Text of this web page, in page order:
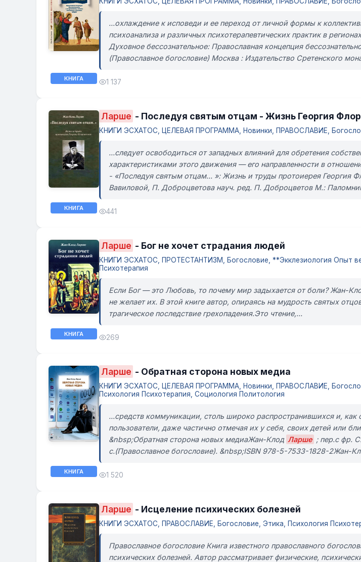
КНИГА
...охлаждение к исповеди и ее переход от личной формы к
психоанализа и различных психотерапевтических практик в
Духовное бессознательное: Православная концепция
(Православное богословие) Москва : Издательство Сретенского
1 137
КНИГА
Ларше - Последуя святым отцам - Жизнь Георгия
КНИГИ ЭСХАТОС, ЦЕЛЕВАЯ ПРОГРАММА, Новинки, ПРАВОСЛАВИЕ,
...следует освободиться от западных влияний для обретения
характеристиками этого движения — его направленности в
- «Последуя святым отцам... »: Жизнь и труды протоиерея Георгия
Вавиловой, П. Доброцветова науч. ред. П. Доброцветов М.:
441
КНИГА
Ларше - Бог не хочет страдания людей
КНИГИ ЭСХАТОС, ПРОТЕСТАНТИЗМ, Богословие, **Экклезиология Опыт
Психотерапия
Если Бог — это Любовь, то почему мир задыхается от боли? Жан-
не желает их. В этой книге автор, опираясь на мудрость святых
трагическое последствие грехопадения.Это чтение,...
269
КНИГА
Ларше - Обратная сторона новых медиа
КНИГИ ЭСХАТОС, ЦЕЛЕВАЯ ПРОГРАММА, Новинки, ПРАВОСЛАВИЕ,
Психология Психотерапия, Социология Политология
...средств коммуникации, столь широко распространившихся и,
пользователи, даже частично отмечая их у себя, своих детей или
&nbsp;Обратная сторона новых медиаЖан-Клод Ларше ; пер.с фр.
с.(Православное богословие). &nbsp;ISBN 978-5-7533-1828-2Жан-
1 520
Ларше - Исцеление психических болезней
КНИГИ ЭСХАТОС, ПРАВОСЛАВИЕ, Богословие, Этика, Психология
Православное богословие Книга известного православного
психических болезней. Автор рассматривает физические,